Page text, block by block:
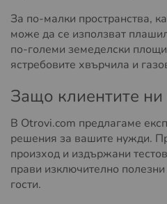
За по-малки пространства,
може да се използват
по-големи земеделски
ястребовите хвърчила и
Защо клиентите ни
В Otrovi.com предлагаме
решения за вашите нужди.
произход и издържани
прави изключително
гости.